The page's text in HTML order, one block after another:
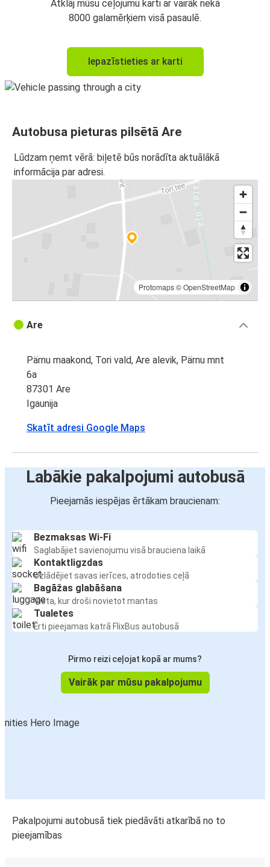
Atklāj mūsu ceļojumu karti ar vairāk nekā
8000 galamērķiem visā pasaulē.
Iepazīstieties ar karti
Autobusa pieturas pilsētā Are
Lūdzam ņemt vērā: biļetē būs norādīta aktuālākā
informācija par adresi.
Protomaps©OpenStreetMap
Are
Pärnu maakond, Tori vald, Are alevik, Pärnu mnt
6a
87301 Are
Igaunija
Skatīt adresi Google Maps
Labākie pakalpojumi autobusā
Pieejamās iespējas ērtākam braucienam:
Bezmaksas Wi-Fi
Saglabājiet savienojumu visā brauciena laikā
Kontaktligzdas
Uzlādējiet savas ierīces, atrodoties ceļā
Bagāžas glabāšana
Vieta, kur droši novietot mantas
Tualetes
Ērti pieejamas katrā FlixBus autobusā
Pirmo reizi ceļojat kopā ar mums?
Vairāk par mūsu pakalpojumu
Pakalpojumi autobusā tiek piedāvāti atkarībā no to
pieejamības